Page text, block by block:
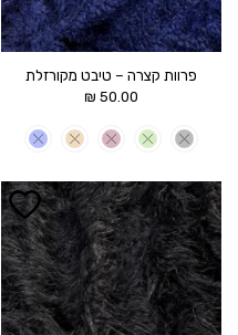
פרוות קצרה – טיבט מקורזלת
50.00
₪
הוסף ל
WISHLIST